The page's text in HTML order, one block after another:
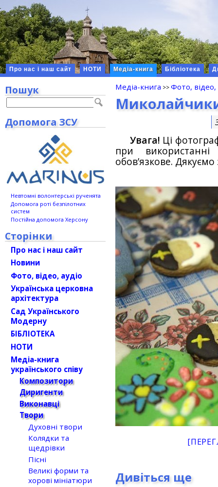
Про нас і наш сайт НОТИ Медіа-книга Бібліотека
Медіа-книга Фото,
Увага! Ці
при
обов’язкове.
Дивіться ще
Пошук
Допомога ЗСУ
Невтомні волонтерські рученята
Допомога роті безпілотних
систем
Постійна допомога Херсону
Сторінки
Про нас і наш сайт
Новини
Фото, відео, аудіо
Українська церковна
архітектура
Сад Українського
Модерну
БІБЛІОТЕКА
НОТИ
Медіа-книга
українського співу
Композитори
Диригенти
Виконавці
Твори
Духовні твори
Колядки та
щедрівки
Пісні
Великі форми та
хорові мініатюри